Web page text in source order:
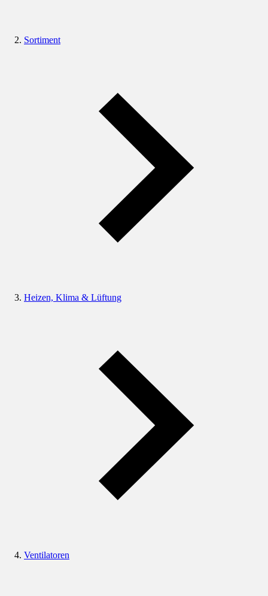
Sortiment
Heizen, Klima & Lüftung
Ventilatoren